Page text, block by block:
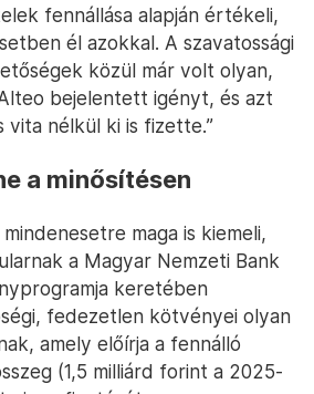
fennállása alapján értékeli,
él azokkal. A szavatossági
közül már volt olyan,
bejelentett igényt, és azt
vita nélkül ki is fizette.”
a minősítésen
maga is kiemeli,
a Magyar Nemzeti Bank
keretében
fedezetlen kötvényei olyan
amely előírja a fennálló
(1,5 milliárd forint a 2025-